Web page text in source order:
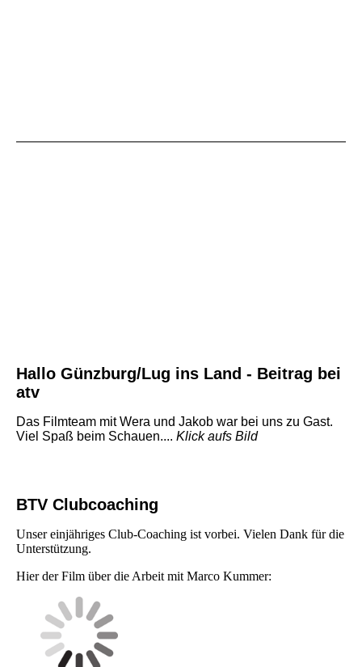
Hallo Günzburg/Lug ins Land - Beitrag bei
atv
Das Filmteam mit Wera und Jakob war bei uns zu Gast.
Viel Spaß beim Schauen.... Klick aufs Bild
BTV Clubcoaching
Unser einjähriges Club-Coaching ist vorbei. Vielen Dank für die
Unterstützung.
Hier der Film über die Arbeit mit Marco Kummer: